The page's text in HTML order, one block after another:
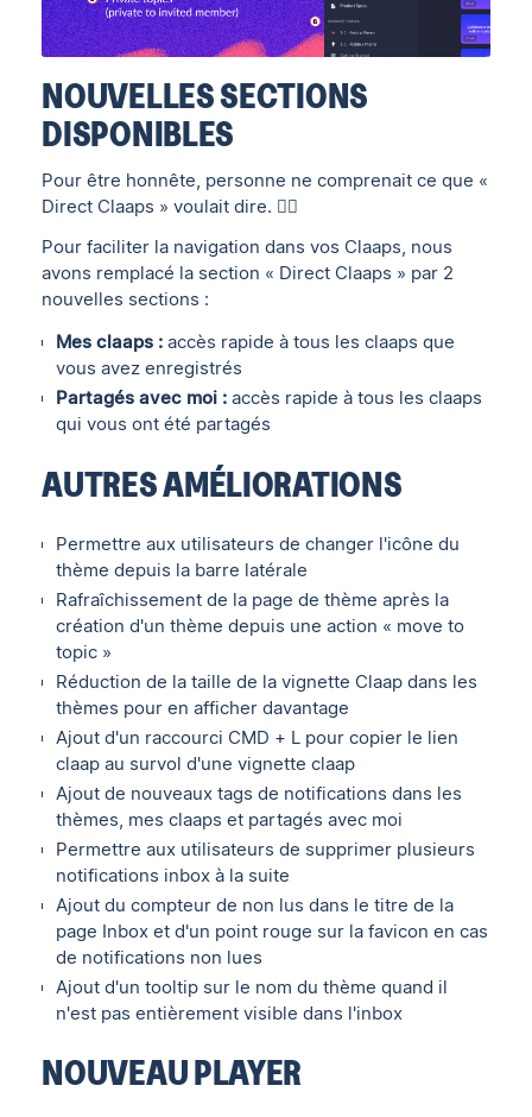
NOUVELLES SECTIONS
DISPONIBLES
Pour être honnête, personne ne comprenait ce que «
Direct Claaps » voulait dire. 🤷‍♂️
Pour faciliter la navigation dans vos Claaps, nous
avons remplacé la section « Direct Claaps » par 2
nouvelles sections :
Mes claaps : accès rapide à tous les claaps que
vous avez enregistrés
Partagés avec moi : accès rapide à tous les claaps
qui vous ont été partagés
AUTRES AMÉLIORATIONS
Permettre aux utilisateurs de changer l'icône du
thème depuis la barre latérale
Rafraîchissement de la page de thème après la
création d'un thème depuis une action « move to
topic »
Réduction de la taille de la vignette Claap dans les
thèmes pour en afficher davantage
Ajout d'un raccourci CMD + L pour copier le lien
claap au survol d'une vignette claap
Ajout de nouveaux tags de notifications dans les
thèmes, mes claaps et partagés avec moi
Permettre aux utilisateurs de supprimer plusieurs
notifications inbox à la suite
Ajout du compteur de non lus dans le titre de la
page Inbox et d'un point rouge sur la favicon en cas
de notifications non lues
Ajout d'un tooltip sur le nom du thème quand il
n'est pas entièrement visible dans l'inbox
NOUVEAU PLAYER